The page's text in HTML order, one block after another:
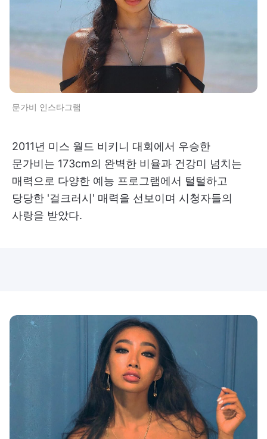
문가비 인스타그램
2011년 미스 월드 비키니 대회에서 우승한
문가비는 173cm의 완벽한 비율과 건강미 넘치는
매력으로 다양한 예능 프로그램에서 털털하고
당당한 '걸크러시' 매력을 선보이며 시청자들의
사랑을 받았다.